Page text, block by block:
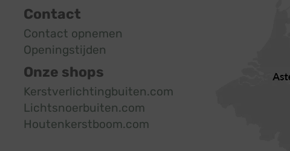
Contact
Contact opnemen
Openingstijden
Onze shops
Kerstverlichtingbuiten.com
Lichtsnoerbuiten.com
Houtenkerstboom.com